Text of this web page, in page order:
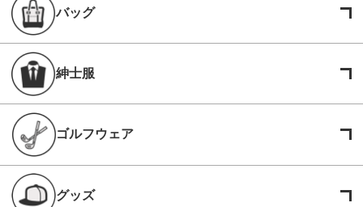
バッグ
紳士服
ゴルフウェア
グッズ